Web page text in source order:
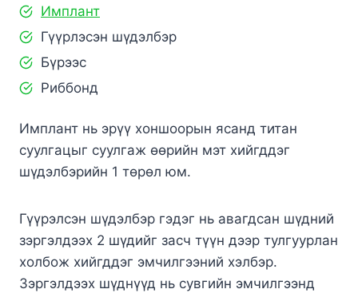
Имплант
Гүүрлэсэн шүдэлбэр
Бүрээс
Риббонд
Имплант нь эрүү хоншоорын ясанд титан
суулгацыг суулгаж өөрийн мэт хийгддэг
шүдэлбэрийн 1 төрөл юм.
Гүүрэлсэн шүдэлбэр гэдэг нь авагдсан шүдний
зэргэлдээх 2 шүдийг засч түүн дээр тулгуурлан
холбож хийгддэг эмчилгээний хэлбэр.
Зэргэлдээх шүднүүд нь сувгийн эмчилгээнд